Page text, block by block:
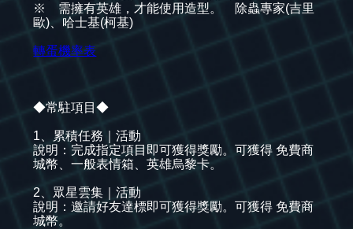
※ 需擁有英雄，才能使用造型。 除蟲專家(吉里
歐)、哈士基(柯基)
轉蛋機率表
◆常駐項目◆
1、累積任務｜活動
說明：完成指定項目即可獲得獎勵。可獲得 免費商
城幣、一般表情箱、英雄烏黎卡。
2、眾星雲集｜活動
說明：邀請好友達標即可獲得獎勵。可獲得 免費商
城幣。